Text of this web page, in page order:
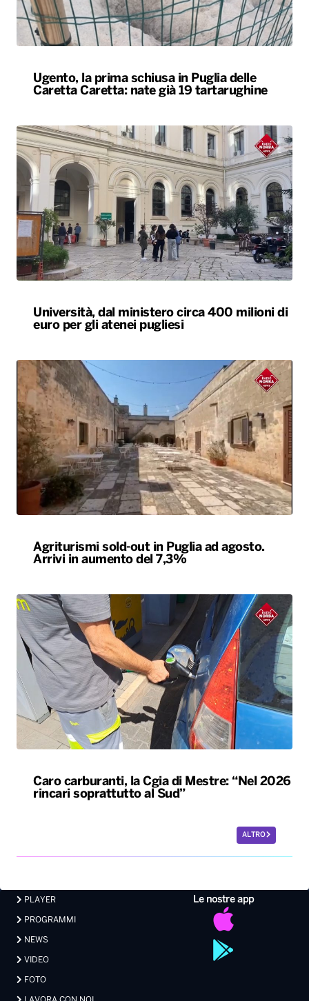
Ugento, la prima schiusa in Puglia delle
Caretta Caretta: nate già 19 tartarughine
Università, dal ministero circa 400 milioni di
euro per gli atenei pugliesi
Agriturismi sold-out in Puglia ad agosto.
Arrivi in aumento del 7,3%
Caro carburanti, la Cgia di Mestre: “Nel 2026
rincari soprattutto al Sud”
ALTRO
Le nostre app
PLAYER
PROGRAMMI
NEWS
VIDEO
FOTO